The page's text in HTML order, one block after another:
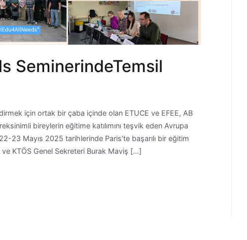
SeminerindeTemsil
için ortak bir çaba içinde olan ETUCE ve EFEE, AB
bireylerin eğitime katılımını teşvik eden Avrupa
23 Mayıs 2025 tarihlerinde Paris’te başarılı bir eğitim
ve KTÖS Genel Sekreteri Burak Maviş […]